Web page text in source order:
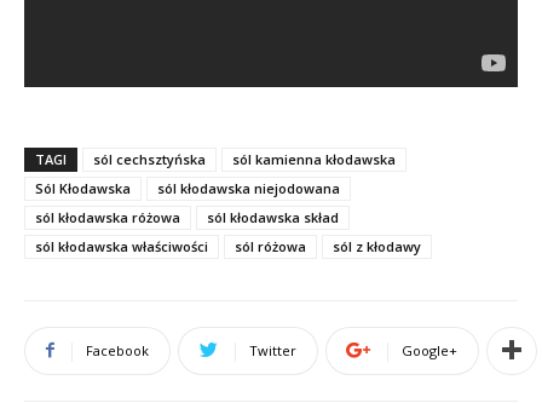
TAGI sól cechsztyńska
sól kamienna kłodawska
Sól Kłodawska
sól kłodawska niejodowana
sól kłodawska różowa
sól kłodawska skład
sól kłodawska właściwości
sól różowa sól z kłodawy
Facebook Twitter Google+